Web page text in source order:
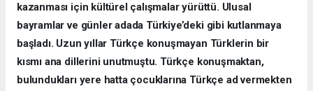
kazanması için kültürel çalışmalar yürüttü. Ulusal
bayramlar ve günler adada Türkiye’deki gibi kutlanmaya
başladı. Uzun yıllar Türkçe konuşmayan Türklerin bir
kısmı ana dillerini unutmuştu. Türkçe konuşmaktan,
bulundukları yere hatta çocuklarına Türkçe ad vermekten